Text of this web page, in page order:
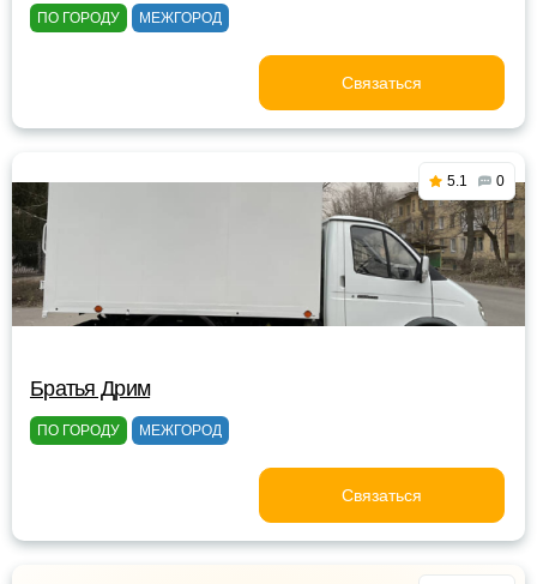
ПО ГОРОДУ МЕЖГОРОД
Связаться
5.1 0
Братья Дрим
ПО ГОРОДУ МЕЖГОРОД
Связаться